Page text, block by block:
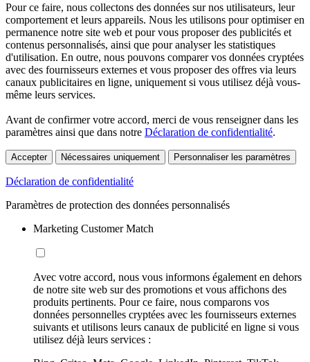
Pour ce faire, nous collectons des données sur nos utilisateurs, leur
comportement et leurs appareils. Nous les utilisons pour optimiser en
permanence notre site web et pour vous proposer des publicités et
contenus personnalisés, ainsi que pour analyser les statistiques
d'utilisation. En outre, nous pouvons comparer vos données cryptées
avec des fournisseurs externes et vous proposer des offres via leurs
canaux publicitaires en ligne, uniquement si vous utilisez déjà vous-
même leurs services.
Avant de confirmer votre accord, merci de vous renseigner dans les
paramètres ainsi que dans notre Déclaration de confidentialité.
Accepter Nécessaires uniquement Personnaliser les paramètres
Déclaration de confidentialité
Paramètres de protection des données personnalisés
Marketing Customer Match
Avec votre accord, nous vous informons également en dehors
de notre site web sur des promotions et vous affichons des
produits pertinents. Pour ce faire, nous comparons vos
données personnelles cryptées avec les fournisseurs externes
suivants et utilisons leurs canaux de publicité en ligne si vous
utilisez déjà leurs services :